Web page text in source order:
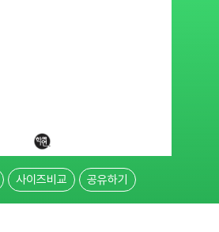
사이즈비교 공유하기